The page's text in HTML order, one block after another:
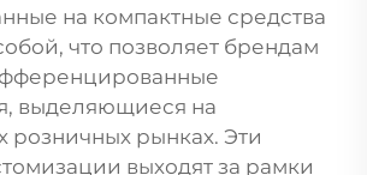
на компактные средства
что позволяет брендам
выделяющиеся на
розничных рынках. Эти
выходят за рамки